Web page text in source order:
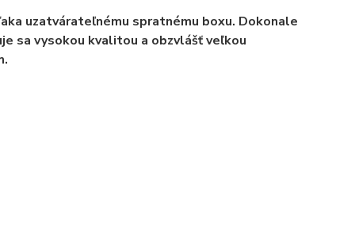
uzatvárateľnému spratnému boxu. Dokonale
sa vysokou kvalitou a obzvlášť veľkou